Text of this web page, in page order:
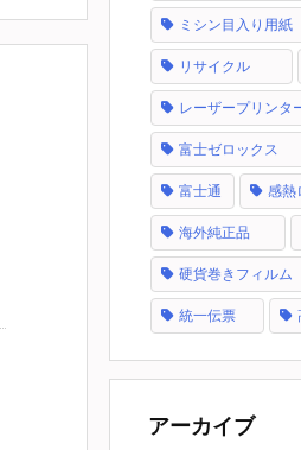
ミシン目入り用紙
リサイクル
レーザープリンタ
富士ゼロックス
富士通 感熱
海外純正品
硬貨巻きフィルム
統一伝票
アーカイブ